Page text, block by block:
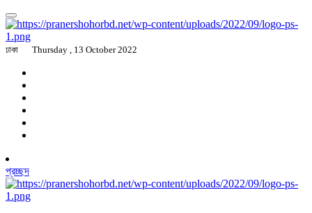
ঢাকা Thursday , 13 October 2022
প্রচ্ছদ